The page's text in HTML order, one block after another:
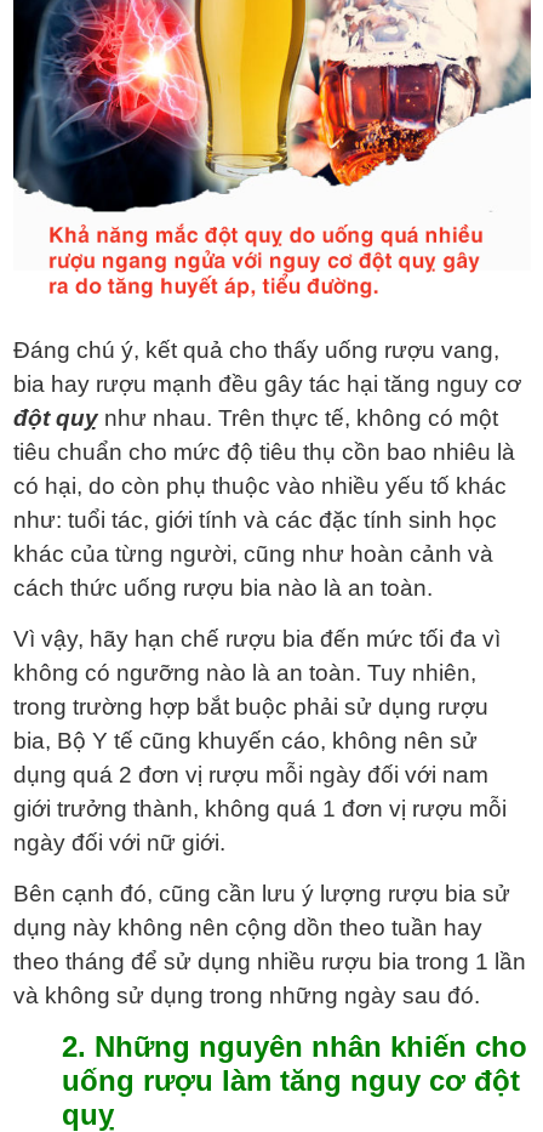
Đáng chú ý, kết quả cho thấy uống rượu vang,
bia hay rượu mạnh đều gây tác hại tăng nguy cơ
đột quỵnhư nhau. Trên thực tế, không có một
tiêu chuẩn cho mức độ tiêu thụ cồn bao nhiêu là
có hại, do còn phụ thuộc vào nhiều yếu tố khác
như: tuổi tác, giới tính và các đặc tính sinh học
khác của từng người, cũng như hoàn cảnh và
cách thức uống rượu bia nào là an toàn.
Vì vậy, hãy hạn chế rượu bia đến mức tối đa vì
không có ngưỡng nào là an toàn. Tuy nhiên,
trong trường hợp bắt buộc phải sử dụng rượu
bia, Bộ Y tế cũng khuyến cáo, không nên sử
dụng quá 2 đơn vị rượu mỗi ngày đối với nam
giới trưởng thành, không quá 1 đơn vị rượu mỗi
ngày đối với nữ giới.
Bên cạnh đó, cũng cần lưu ý lượng rượu bia sử
dụng này không nên cộng dồn theo tuần hay
theo tháng để sử dụng nhiều rượu bia trong 1 lần
và không sử dụng trong những ngày sau đó.
2. Những nguyên nhân khiến cho
uống rượu làm tăng nguy cơ đột
quỵ